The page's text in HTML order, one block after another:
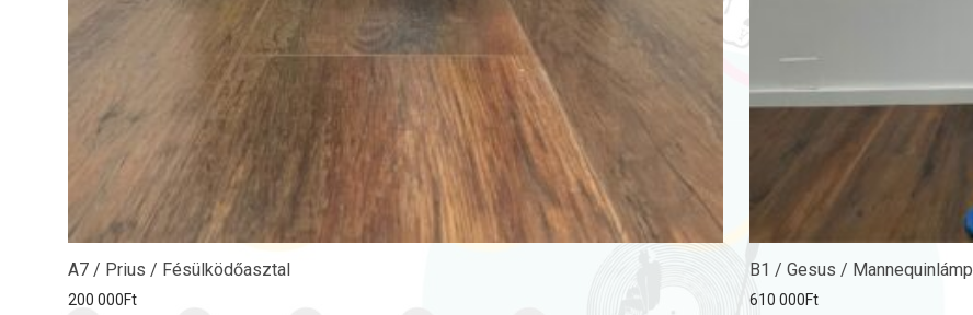
A7 / Prius / Fésülködőasztal
200 000Ft
B1 / Gesus /
610 000Ft